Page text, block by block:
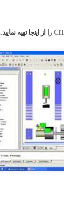
از اینجا تهیه نمایید.